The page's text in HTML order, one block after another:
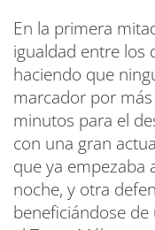
En la primera
igualdad entre los
haciendo que
marcador por
minutos para el
con una gran
que ya empezaba
noche, y otra
beneficiándose